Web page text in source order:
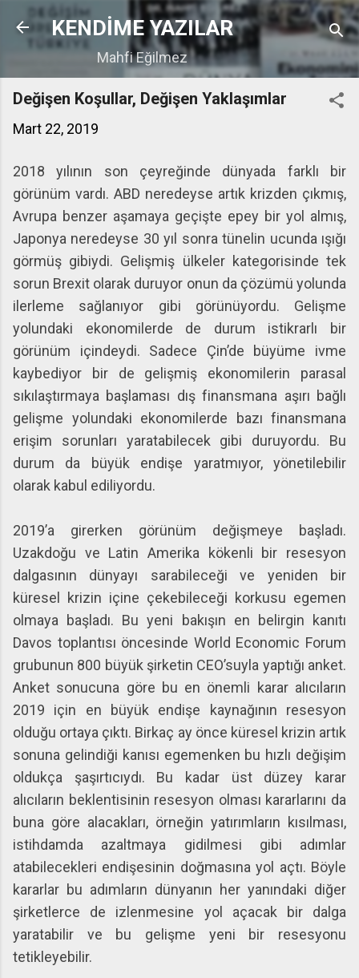
Ana içeriğe atla
KENDİME YAZILAR
Mahfi Eğilmez
Değişen Koşullar, Değişen Yaklaşımlar
Mart 22, 2019
2018 yılının son çeyreğinde dünyada farklı bir
görünüm vardı. ABD neredeyse artık krizden çıkmış,
Avrupa benzer aşamaya geçişte epey bir yol almış,
Japonya neredeyse 30 yıl sonra tünelin ucunda ışığı
görmüş gibiydi. Gelişmiş ülkeler kategorisinde tek
sorun Brexit olarak duruyor onun da çözümü yolunda
ilerleme sağlanıyor gibi görünüyordu. Gelişme
yolundaki ekonomilerde de durum istikrarlı bir
görünüm içindeydi. Sadece Çin’de büyüme ivme
kaybediyor bir de gelişmiş ekonomilerin parasal
sıkılaştırmaya başlaması dış finansmana aşırı bağlı
gelişme yolundaki ekonomilerde bazı finansmana
erişim sorunları yaratabilecek gibi duruyordu. Bu
durum da büyük endişe yaratmıyor, yönetilebilir
olarak kabul ediliyordu.
2019’a girerken görünüm değişmeye başladı.
Uzakdoğu ve Latin Amerika kökenli bir resesyon
dalgasının dünyayı sarabileceği ve yeniden bir
küresel krizin içine çekebileceği korkusu egemen
olmaya başladı. Bu yeni bakışın en belirgin kanıtı
Davos toplantısı öncesinde World Economic Forum
grubunun 800 büyük şirketin CEO’suyla yaptığı anket.
Anket sonucuna göre bu en önemli karar alıcıların
2019 için en büyük endişe kaynağının resesyon
olduğu ortaya çıktı. Birkaç ay önce küresel krizin artık
sonuna gelindiği kanısı egemenken bu hızlı değişim
oldukça şaşırtıcıydı. Bu kadar üst düzey karar
alıcıların beklentisinin resesyon olması kararlarını da
buna göre alacakları, örneğin yatırımların kısılması,
istihdamda azaltmaya gidilmesi gibi adımlar
atabilecekleri endişesinin doğmasına yol açtı. Böyle
kararlar bu adımların dünyanın her yanındaki diğer
şirketlerce de izlenmesine yol açacak bir dalga
yaratabilir ve bu gelişme yeni bir resesyonu
tetikleyebilir.